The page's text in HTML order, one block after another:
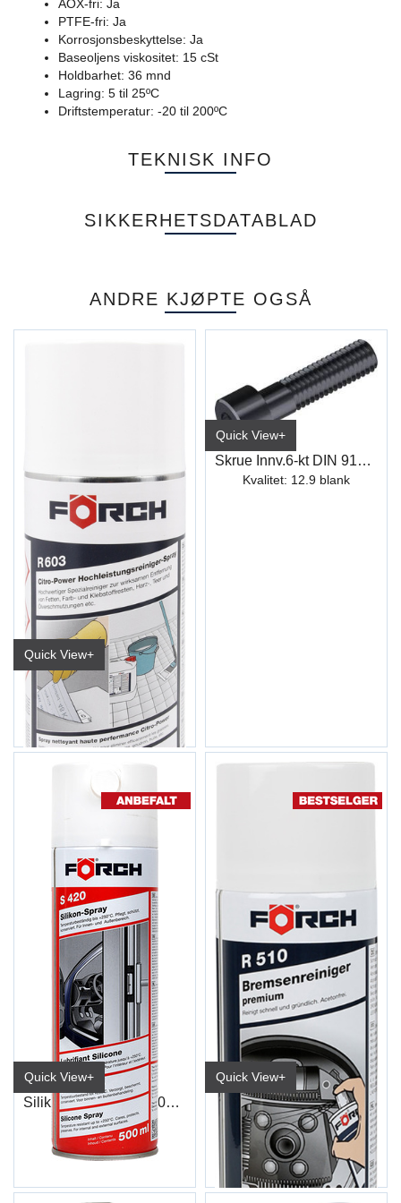
AOX-fri: Ja
PTFE-fri: Ja
Korrosjonsbeskyttelse: Ja
Baseoljens viskositet: 15 cSt
Holdbarhet: 36 mnd
Lagring: 5 til 25ºC
Driftstemperatur: -20 til 200ºC
TEKNISK INFO
SIKKERHETSDATABLAD
ANDRE KJØPTE OGSÅ
Quick View+
Sitrusrens CITR-POWER R603 500ml
Quick View+
Skrue Innv.6-kt DIN 912 Syl.hode
Kvalitet: 12.9 blank
Quick View+
Silikon Spray S420 500ml
6536 1500/No
Quick View+
Bremserens Premium R510 600ml
6116 0914/No (15/kart)